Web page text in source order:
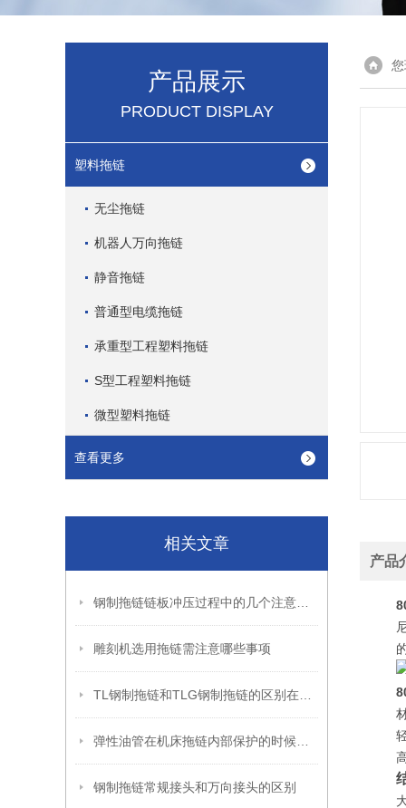
产品展示
PRODUCT DISPLAY
塑料拖链
无尘拖链
机器人万向拖链
静音拖链
普通型电缆拖链
承重型工程塑料拖链
S型工程塑料拖链
微型塑料拖链
查看更多
相关文章
雕刻机选用拖链需注意哪些事项
钢制拖链常规接头和万向接头的区别
产品